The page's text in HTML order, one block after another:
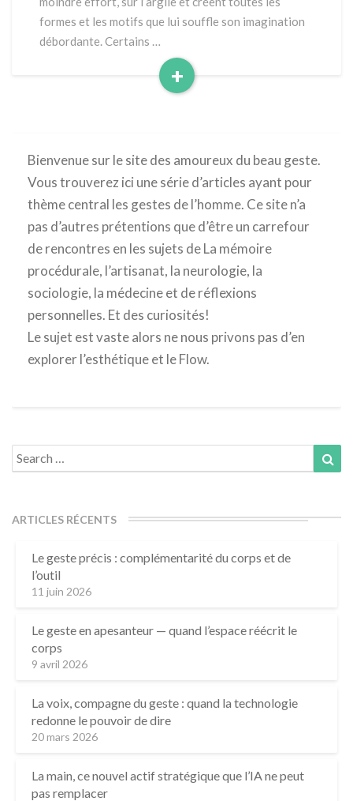
formes et les motifs que lui souffle son imagination
débordante. Certains …
+
Read
Bienvenue sur le site des amoureux du beau geste.
Vous trouverez ici une série d’articles ayant pour
thème central les gestes de l’homme. Ce site n’a
pas d’autres prétentions que d’être un carrefour
de rencontres en les sujets de La mémoire
procédurale, l’artisanat, la neurologie, la
sociologie, la médecine et de réflexions
personnelles. Et des curiosités!
Le sujet est vaste alors ne nous privons pas d’en
explorer l’esthétique et le Flow.
Search
for:
ARTICLES RÉCENTS
Le geste précis : complémentarité du corps et de
l’outil
11 juin 2026
Le geste en apesanteur — quand l’espace réécrit le
corps
9 avril 2026
La voix, compagne du geste : quand la technologie
redonne le pouvoir de dire
20 mars 2026
La main, ce nouvel actif stratégique que l’IA ne peut
pas remplacer